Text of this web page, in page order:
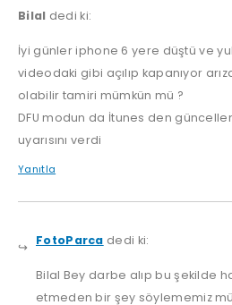
Bilal dedi ki:
İyi günler iphone 6 yere düştü ve
videodaki gibi açılıp kapanıyor
olabilir tamiri mümkün mü ?
DFU modun da İtunes den
uyarısını verdi
Yanıtla
FotoParca dedi ki:
Bilal Bey darbe alıp bu şekilde
etmeden bir şey söylememiz